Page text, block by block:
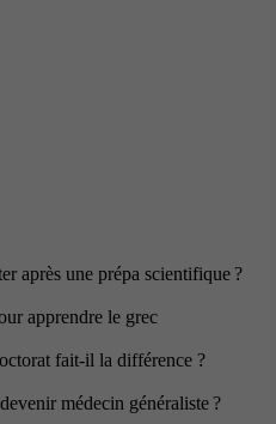
après une prépa scientifique ?
apprendre le grec
fait-il la différence ?
médecin généraliste ?